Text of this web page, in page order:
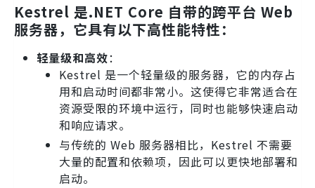
Kestrel 是.NET Core 自带的跨平台 Web
服务器，它具有以下高性能特性：
轻量级和高效：
Kestrel 是一个轻量级的服务器，它的内存占
用和启动时间都非常小。这使得它非常适合在
资源受限的环境中运行，同时也能够快速启动
和响应请求。
与传统的 Web 服务器相比，Kestrel 不需要
大量的配置和依赖项，因此可以更快地部署和
启动。